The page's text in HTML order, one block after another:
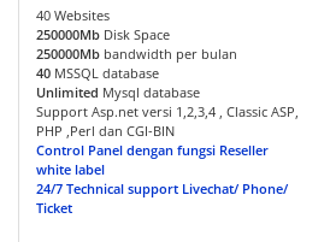
40 Websites
250000Mb Disk Space
250000Mb bandwidth per bulan
40 MSSQL database
Unlimited Mysql database
Support Asp.net versi 1,2,3,4 , Classic ASP,
PHP ,Perl dan CGI-BIN
Control Panel dengan fungsi Reseller
white label
24/7 Technical support Livechat/ Phone/
Ticket